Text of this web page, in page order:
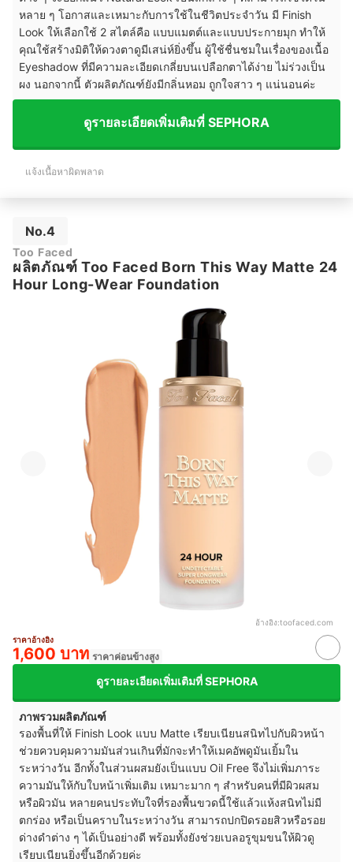
หลาย ๆ โอกาสและเหมาะกับการใช้ในชีวิตประจำวัน มี Finish
Look ให้เลือกใช้ 2 สไตล์คือ แบบแมตต์และแบบประกายมุก ทำให้
คุณใช้สร้างมิติให้ดวงตาดูมีเสน่ห์ยิ่งขึ้น ผู้ใช้ชื่นชมในเรื่องของเนื้อ
Eyeshadow ที่มีความละเอียดเกลี่ยบนเปลือกตาได้ง่าย ไม่ร่วงเป็น
ผง นอกจากนี้ ตัวผลิตภัณฑ์ยังมีกลิ่นหอม ถูกใจสาว ๆ แน่นอนค่ะ
ดูรายละเอียดเพิ่มเติมที่ SEPHORA
แจ้งเนื้อหาผิดพลาด
No.4
Too Faced
ผลิตภัณฑ์ Too Faced Born This Way Matte 24
Hour Long-Wear Foundation
อ้างอิง:toofaced.com
ราคาอ้างอิง
1,600 บาท ราคาค่อนข้างสูง
ดูรายละเอียดเพิ่มเติมที่ SEPHORA
ภาพรวมผลิตภัณฑ์
รองพื้นที่ให้ Finish Look แบบ Matte เรียบเนียนสนิทไปกับผิวหน้า
ช่วยควบคุมความมันส่วนเกินที่มักจะทำให้เมคอัพดูมันเยิ้มใน
ระหว่างวัน อีกทั้งในส่วนผสมยังเป็นแบบ Oil Free จึงไม่เพิ่มภาระ
ความมันให้กับใบหน้าเพิ่มเติม เหมาะมาก ๆ สำหรับคนที่มีผิวผสม
หรือผิวมัน หลายคนประทับใจที่รองพื้นขวดนี้ใช้แล้วแห้งสนิทไม่มี
ตกร่อง หรือเป็นคราบในระหว่างวัน สามารถปกปิดรอยสิวหรือรอย
ด่างดำต่าง ๆ ได้เป็นอย่างดี พร้อมทั้งยังช่วยเบลอรูขุมขนให้ผิวดู
เรียบเนียนยิ่งขึ้นอีกด้วยค่ะ